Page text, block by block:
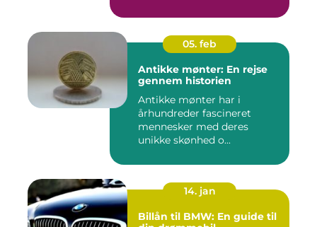
05. feb
Antikke mønter: En rejse
gennem historien
Antikke mønter har i
århundreder fascineret
mennesker med deres
unikke skønhed o...
14. jan
Billån til BMW: En guide til